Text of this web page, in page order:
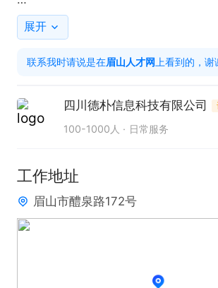
任职要求：
保障工作质量与安全的关键。
点可安排），这是行业基本要求。
3. 熟练掌握电动车骑行技能，能熟练
本岗位为送餐员站点直聘，提供社保
住、交通补助、加班补助以及节日福
展开
联系我时请说是在眉山人才网 上看到的，谢
四川德朴信息科技有限公司
100-1000人 日常服务
工作地址
眉山市醴泉路172号